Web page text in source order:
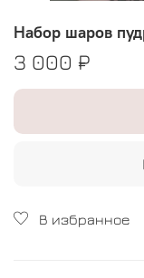
Набор шаров
3 000 ₽
В избранное